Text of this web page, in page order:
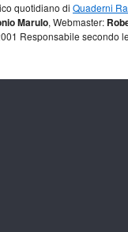
quotidiano di Quaderni
Marulo, Webmaster:
Responsabile secondo